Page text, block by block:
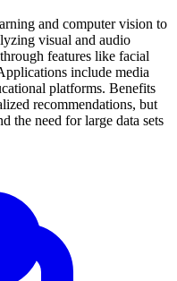
and computer vision to
visual and audio
features like facial
include media
platforms. Benefits
recommendations, but
the need for large data sets